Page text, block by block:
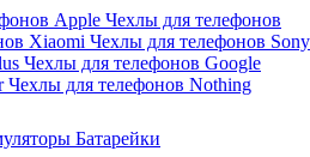
Apple Чехлы для телефонов
Xiaomi Чехлы для телефонов Sony
Чехлы для телефонов Google
Чехлы для телефонов Nothing
Батарейки